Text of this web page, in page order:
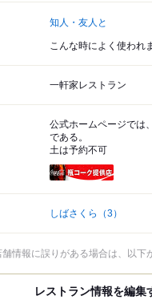
知人・友人と
こんな時によく使われ
一軒家レストラン
公式ホームページでは
である。
土は予約不可
しばさくら （3）
情報に誤りがある場合は、以下